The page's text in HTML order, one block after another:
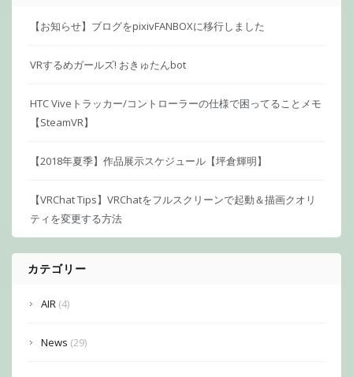
【お知らせ】ブログをpixivFANBOXに移行しました
VRするめガールズ! おきゅたんbot
HTC Viveトラッカー/コントローラーの仕様で困ってることメモ
【SteamVR】
【2018年夏季】作品展示スケジュール【坪倉輝明】
【VRChat Tips】VRChatをフルスクリーンで起動＆描画クオリ
ティを変更する方法
カテゴリー
AIR (4)
News (29)